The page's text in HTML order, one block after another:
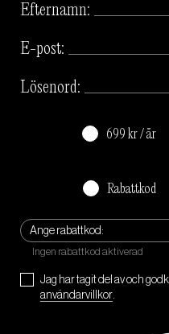
Efternamn:
E-post:
Lösenord:
699 kr / år
Rabattkod
Ange rabattkod:
Jag har tagit del av och
användarvillkor.